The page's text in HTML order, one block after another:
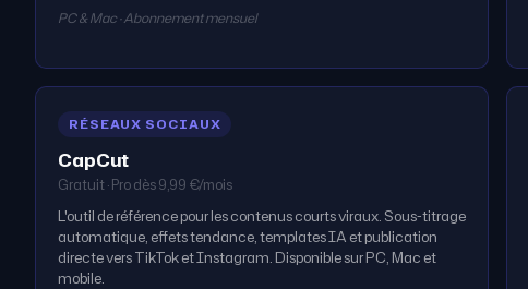
PC & Mac · Abonnement mensuel
RÉSEAUX SOCIAUX
CapCut
Gratuit · Pro dès 9,99 €/mois
L'outil de référence pour les contenus courts viraux. Sous-titrage
automatique, effets tendance, templates IA et publication
directe vers TikTok et Instagram. Disponible sur PC, Mac et
mobile.